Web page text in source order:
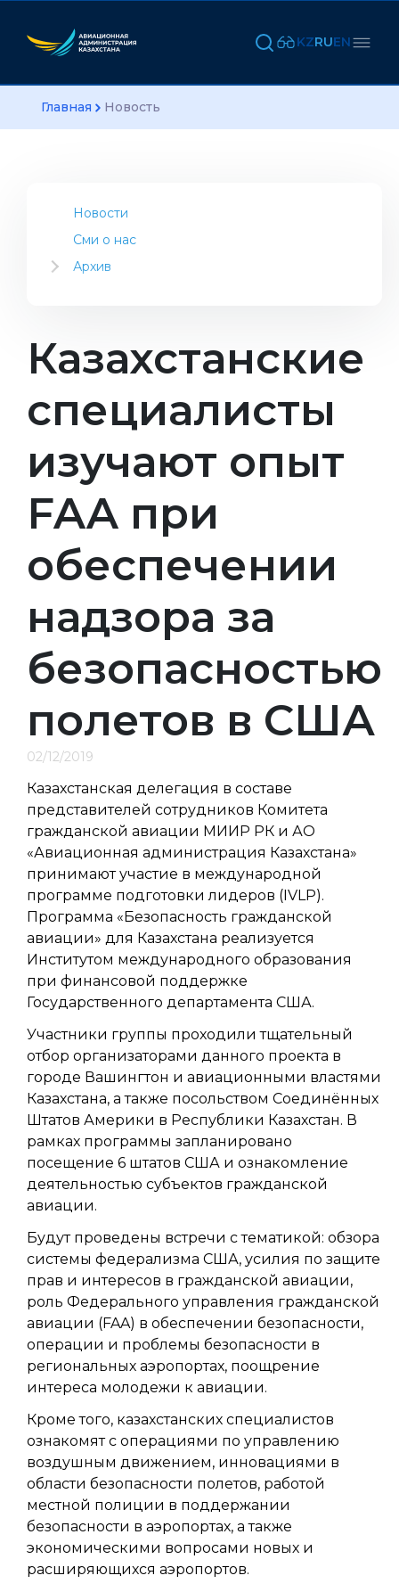
KZRUEN
Главная Новость
Новости
Сми о нас
Архив
2020
Казахстанские
специалисты
изучают опыт
FAA при
обеспечении
надзора за
безопасностью
полетов в США
02/12/2019
Казахстанская делегация в составе
представителей сотрудников Комитета
гражданской авиации МИИР РК и АО
«Авиационная администрация Казахстана»
принимают участие в международной
программе подготовки лидеров (IVLP).
Программа «Безопасность гражданской
авиации» для Казахстана реализуется
Институтом международного образования
при финансовой поддержке
Государственного департамента США.
Участники группы проходили тщательный
отбор организаторами данного проекта в
городе Вашингтон и авиационными властями
Казахстана, а также посольством Соединённых
Штатов Америки в Республики Казахстан. В
рамках программы запланировано
посещение 6 штатов США и ознакомление
деятельностью субъектов гражданской
авиации.
Будут проведены встречи с тематикой: обзора
системы федерализма США, усилия по защите
прав и интересов в гражданской авиации,
роль Федерального управления гражданской
авиации (FAA) в обеспечении безопасности,
операции и проблемы безопасности в
региональных аэропортах, поощрение
интереса молодежи к авиации.
Кроме того, казахстанских специалистов
ознакомят с операциями по управлению
воздушным движением, инновациями в
области безопасности полетов, работой
местной полиции в поддержании
безопасности в аэропортах, а также
экономическими вопросами новых и
расширяющихся аэропортов.